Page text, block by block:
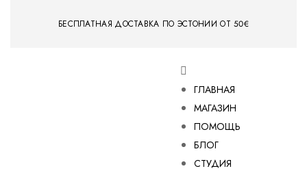
БЕСПЛАТНАЯ ДОСТАВКА ПО ЭСТОНИИ ОТ 50€
ГЛАВНАЯ
МАГАЗИН
ПОМОЩЬ
БЛОГ
СТУДИЯ